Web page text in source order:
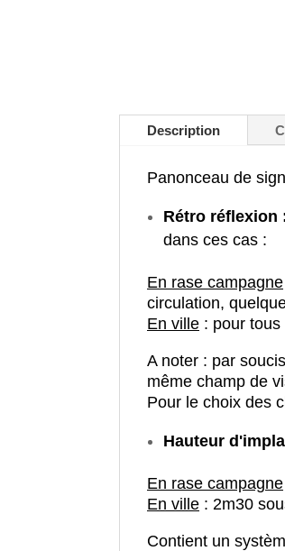
Description
Panonceau de
Rétro réflexion
dans ces cas :
En rase campagne
circulation,
En ville : pour
A noter : par
même champ de
Pour le choix des
Hauteur
En rase campagne
En ville : 2m30
Contient un